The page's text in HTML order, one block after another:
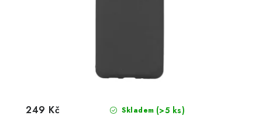
Skladem (>5 ks)
249 Kč